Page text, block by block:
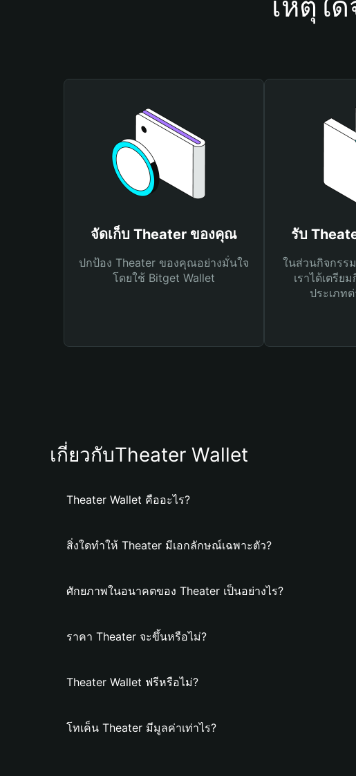
จัดเก็บ Theater ของคุณ
ปกป้อง Theater ของคุณอย่างมั่นใจ
โดยใช้ Bitget Wallet
รับ
ในส่วนกิจกรร
เราได้เตรีย
ประเภท
เกี่ยวกับTheater Wallet
Theater Wallet คืออะไร?
สิ่งใดทำให้ Theater มีเอกลักษณ์เฉพาะตัว?
ศักยภาพในอนาคตของ Theater เป็นอย่างไร?
ราคา Theater จะขึ้นหรือไม่?
Theater Wallet ฟรีหรือไม่?
โทเค็น Theater มีมูลค่าเท่าไร?